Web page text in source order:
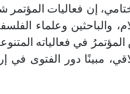
إن فعاليات
والباحثين وعلماء
في فعالياته
مبينًا دور الفتوى